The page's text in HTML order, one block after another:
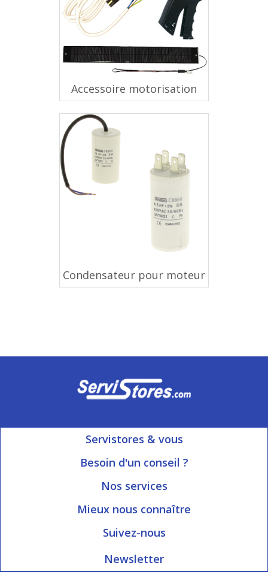
Accessoire motorisation
Condensateur pour moteur
Servistores & vous
Mon compte
Besoin d'un conseil ?
Ouvert du Lundi au Vendredi
Nos services
Informations livraison
Blog Servistores
Plan du site
Index articles
Mieux nous connaître
Qui sommes-nous?
Engagé avec vous
Suivez-nous
Newsletter